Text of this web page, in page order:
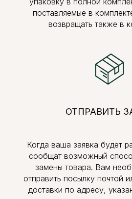
поставляемые в
возвращать также в
ОТПРАВИТЬ
Когда ваша заявка будет
сообщат возможный
замены товара. Вам
отправить посылку почтой
доставки по адресу,